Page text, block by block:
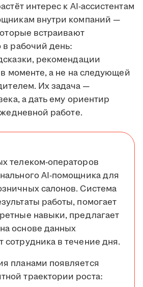
интерес к AI-ассистентам
внутри компаний —
встраивают
рабочий день:
рекомендации
моменте, а не на следующей
Их задача —
а дать ему ориентир
работе.
телеком-операторов
AI-помощника для
салонов. Система
работы, помогает
навыки, предлагает
основе данных
сотрудника в течение дня.
планами появляется
траектории роста: